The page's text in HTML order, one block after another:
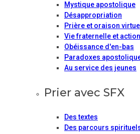
Mystique apostolique
Désappropriation
Prière et oraison
Vie fraternelle et
Obéissance d'en-bas
Paradoxes
Au service des jeunes
Prier avec SFX
Des textes
Des parcours